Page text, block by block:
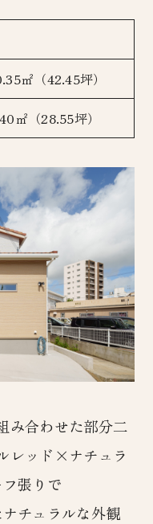
㎡（42.45坪）
㎡（28.55坪）
み合わせた部分二
レッド×ナチュラ
張りで
チュラルな外観